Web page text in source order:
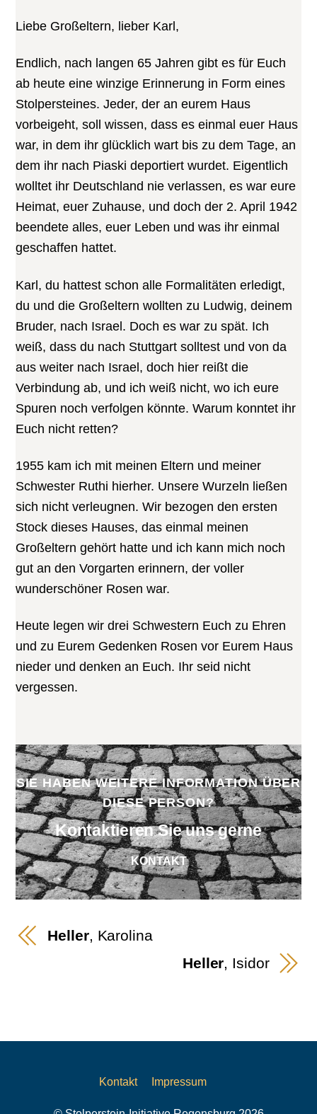
Liebe Großeltern, lieber Karl,
Endlich, nach langen 65 Jahren gibt es für Euch
ab heute eine winzige Erinnerung in Form eines
Stolpersteines. Jeder, der an eurem Haus
vorbeigeht, soll wissen, dass es einmal euer Haus
war, in dem ihr glücklich wart bis zu dem Tage, an
dem ihr nach Piaski deportiert wurdet. Eigentlich
wolltet ihr Deutschland nie verlassen, es war eure
Heimat, euer Zuhause, und doch der 2. April 1942
beendete alles, euer Leben und was ihr einmal
geschaffen hattet.
Karl, du hattest schon alle Formalitäten erledigt,
du und die Großeltern wollten zu Ludwig, deinem
Bruder, nach Israel. Doch es war zu spät. Ich
weiß, dass du nach Stuttgart solltest und von da
aus weiter nach Israel, doch hier reißt die
Verbindung ab, und ich weiß nicht, wo ich eure
Spuren noch verfolgen könnte. Warum konntet ihr
Euch nicht retten?
1955 kam ich mit meinen Eltern und meiner
Schwester Ruthi hierher. Unsere Wurzeln ließen
sich nicht verleugnen. Wir bezogen den ersten
Stock dieses Hauses, das einmal meinen
Großeltern gehört hatte und ich kann mich noch
gut an den Vorgarten erinnern, der voller
wunderschöner Rosen war.
Heute legen wir drei Schwestern Euch zu Ehren
und zu Eurem Gedenken Rosen vor Eurem Haus
nieder und denken an Euch. Ihr seid nicht
vergessen.
SIE HABEN WEITERE INFORMATION ÜBER
DIESE PERSON?
Kontaktieren Sie uns gerne
KONTAKT
Heller, Karolina
Heller, Isidor
Kontakt Impressum